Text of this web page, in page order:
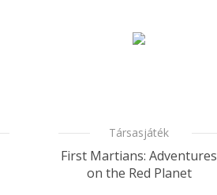
Társasjáték
First Martians: Adventures
on the Red Planet